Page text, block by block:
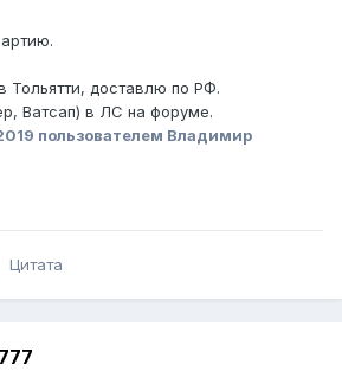
Тольятти, доставлю по РФ.
Ватсап) в ЛС на форуме.
пользователем Владимир
Цитата